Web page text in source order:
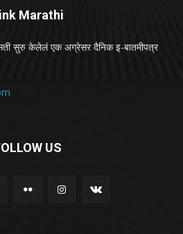
Marathi
सुरु केलेलं एक अग्रेसर दैनिक इ-बातमीपत्र
US